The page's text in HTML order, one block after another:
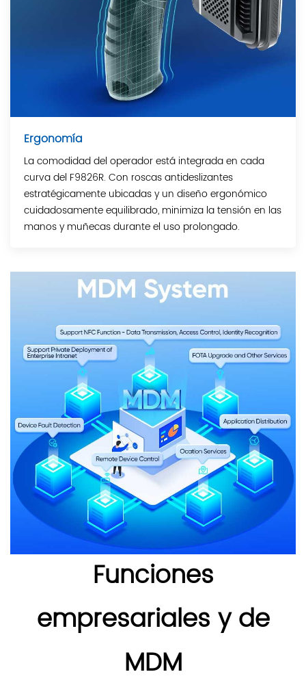
Ergonomía
La comodidad del operador está integrada en cada
curva del F9826R. Con roscas antideslizantes
estratégicamente ubicadas y un diseño ergonómico
cuidadosamente equilibrado, minimiza la tensión en las
manos y muñecas durante el uso prolongado.
Funciones
empresariales y de
MDM